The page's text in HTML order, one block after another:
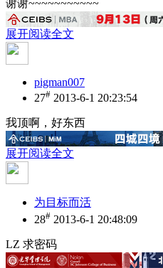
谢谢~~~~~~~~~~~
展开阅读全文
pigman007
27# 2013-6-1 20:23:54
我顶啊，好东西
展开阅读全文
为目标而活
28# 2013-6-1 20:48:09
LZ 求密码